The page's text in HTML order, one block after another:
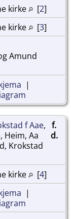
kirke [2]
kirke [3]
Amund
|
f Aae, f.
Heim, Aa
d.
Krokstad
kirke [4]
|